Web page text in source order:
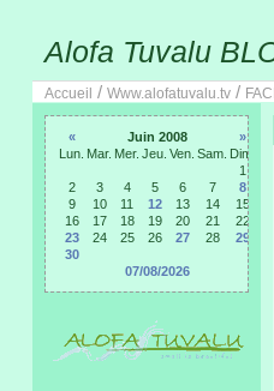
Alofa Tuvalu
Accueil / Www.alofatuvalu.tv /
« Juin 2008
»
Lun. Mar. Mer. Jeu. Ven. Sam. Dim.
1
2
3 4 5 6 7
8
9
10 11 12 13 14
15
16
17 18 19 20 21
22
23
24 25 26 27 28
29
30
07/08/2026